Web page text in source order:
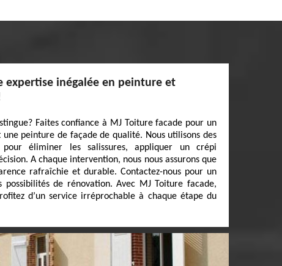
expertise inégalée en peinture et
Faites confiance à MJ Toiture facade pour un
peinture de façade de qualité. Nous utilisons des
pour éliminer les salissures, appliquer un crépi
A chaque intervention, nous nous assurons que
rafraîchie et durable. Contactez-nous pour un
de rénovation. Avec MJ Toiture facade,
d’un service irréprochable à chaque étape du